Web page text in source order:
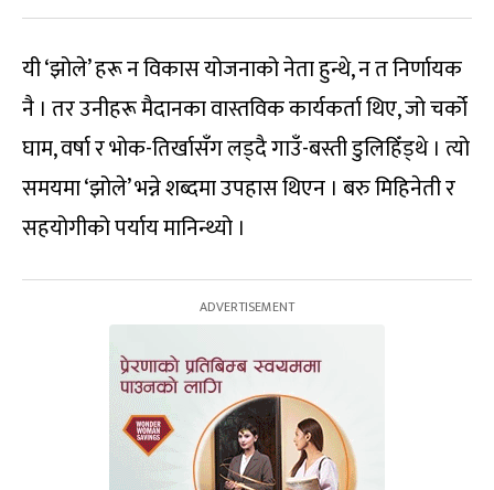
यी ‘झोले’ हरू न विकास योजनाको नेता हुन्थे, न त निर्णायक
नै । तर उनीहरू मैदानका वास्तविक कार्यकर्ता थिए, जो चर्को
घाम, वर्षा र भोक-तिर्खासँग लड्दै गाउँ-बस्ती डुलिहिँड्थे । त्यो
समयमा ‘झोले’ भन्ने शब्दमा उपहास थिएन । बरु मिहिनेती र
सहयोगीको पर्याय मानिन्थ्यो ।